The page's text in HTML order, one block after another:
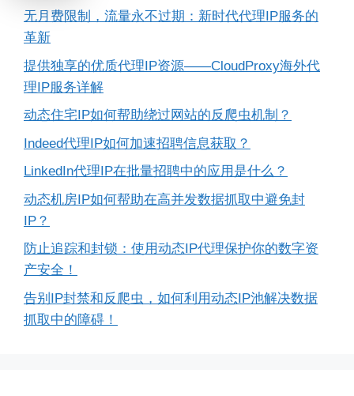
无月费限制，流量永不过期：新时代代理IP服务的
革新
提供独享的优质代理IP资源——CloudProxy海外代
理IP服务详解
动态住宅IP如何帮助绕过网站的反爬虫机制？
Indeed代理IP如何加速招聘信息获取？
LinkedIn代理IP在批量招聘中的应用是什么？
动态机房IP如何帮助在高并发数据抓取中避免封
IP？
防止追踪和封锁：使用动态IP代理保护你的数字资
产安全！
告别IP封禁和反爬虫，如何利用动态IP池解决数据
抓取中的障碍！